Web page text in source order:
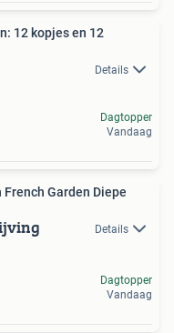
12 kopjes en 12
Details
Dagtopper
Vandaag
Garden Diepe
Details
Dagtopper
Vandaag